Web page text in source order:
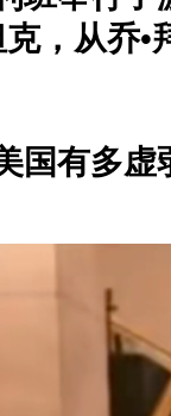
，从乔•
国有多虚